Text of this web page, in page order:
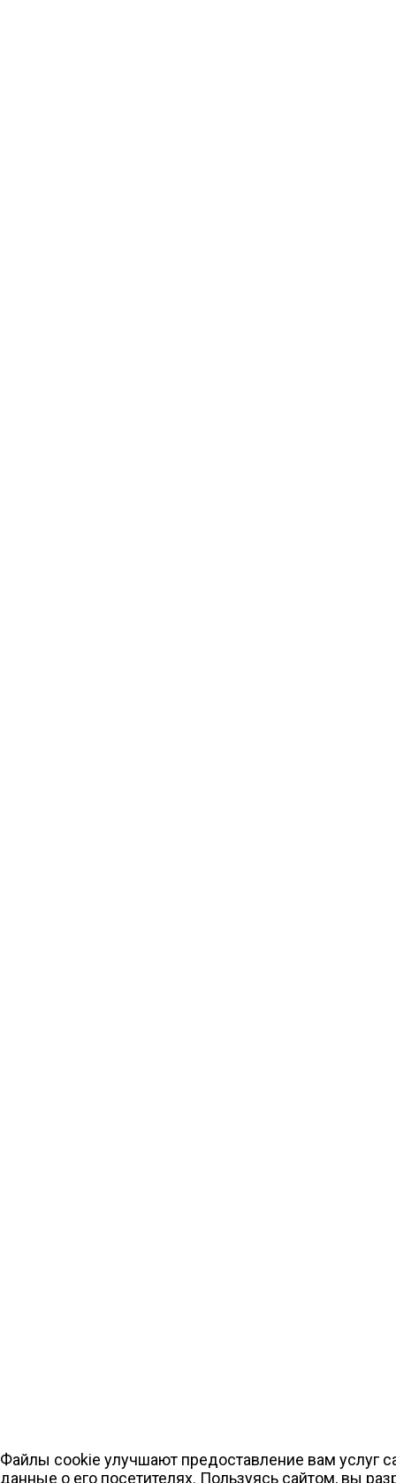
Файлы cookie улучшают предоставление вам услуг
данные о его посетителях. Пользуясь сайтом, вы